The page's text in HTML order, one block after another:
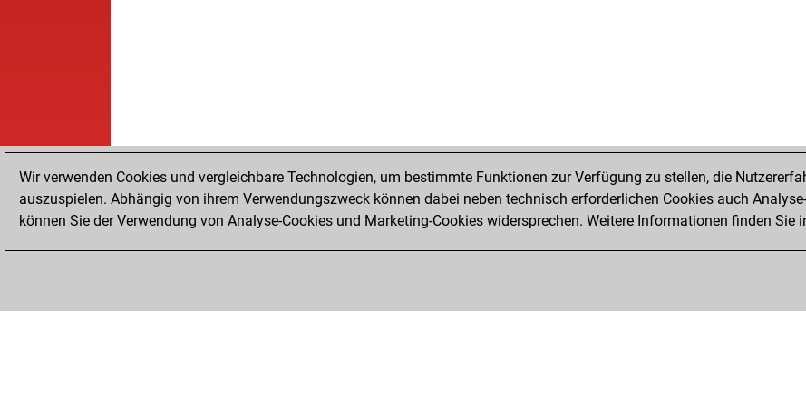
Wir verwenden Cookies und vergleichbare Technologien, um bestimmte Funktionen zur Verfügung zu stellen, die
auszuspielen. Abhängig von ihrem Verwendungszweck können dabei neben technisch erforderlichen Cookies auch
können Sie der Verwendung von Analyse-Cookies und Marketing-Cookies widersprechen. Weitere Informationen finden Sie